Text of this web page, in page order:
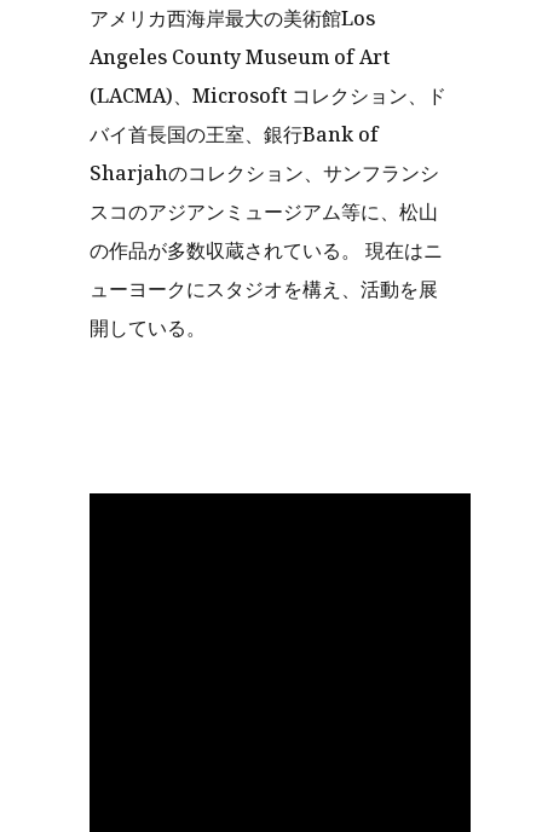
アメリカ西海岸最大の美術館Los
Angeles County Museum of Art
(LACMA)、Microsoft コレクション、ド
バイ首長国の王室、銀行Bank of
Sharjahのコレクション、サンフランシ
スコのアジアンミュージアム等に、松山
の作品が多数収蔵されている。 現在はニ
ューヨークにスタジオを構え、活動を展
開している。